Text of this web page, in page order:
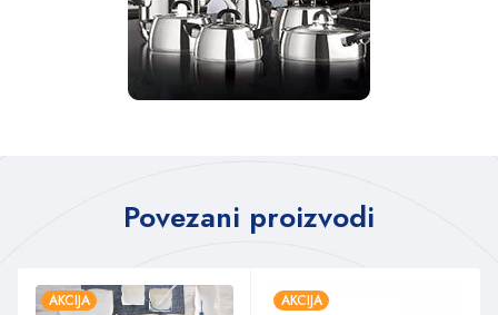
Povezani proizvodi
AKCIJA AKCIJA